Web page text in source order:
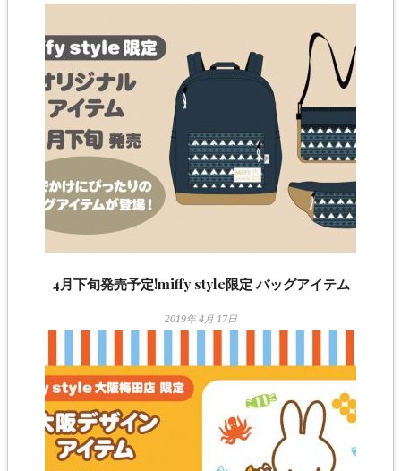
4月下旬発売予定!miffy style限定 バッグアイテム
2019年 4月 17日